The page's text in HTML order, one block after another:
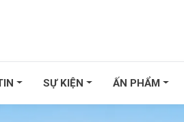
SỰ KIỆN ẤN PHẨM